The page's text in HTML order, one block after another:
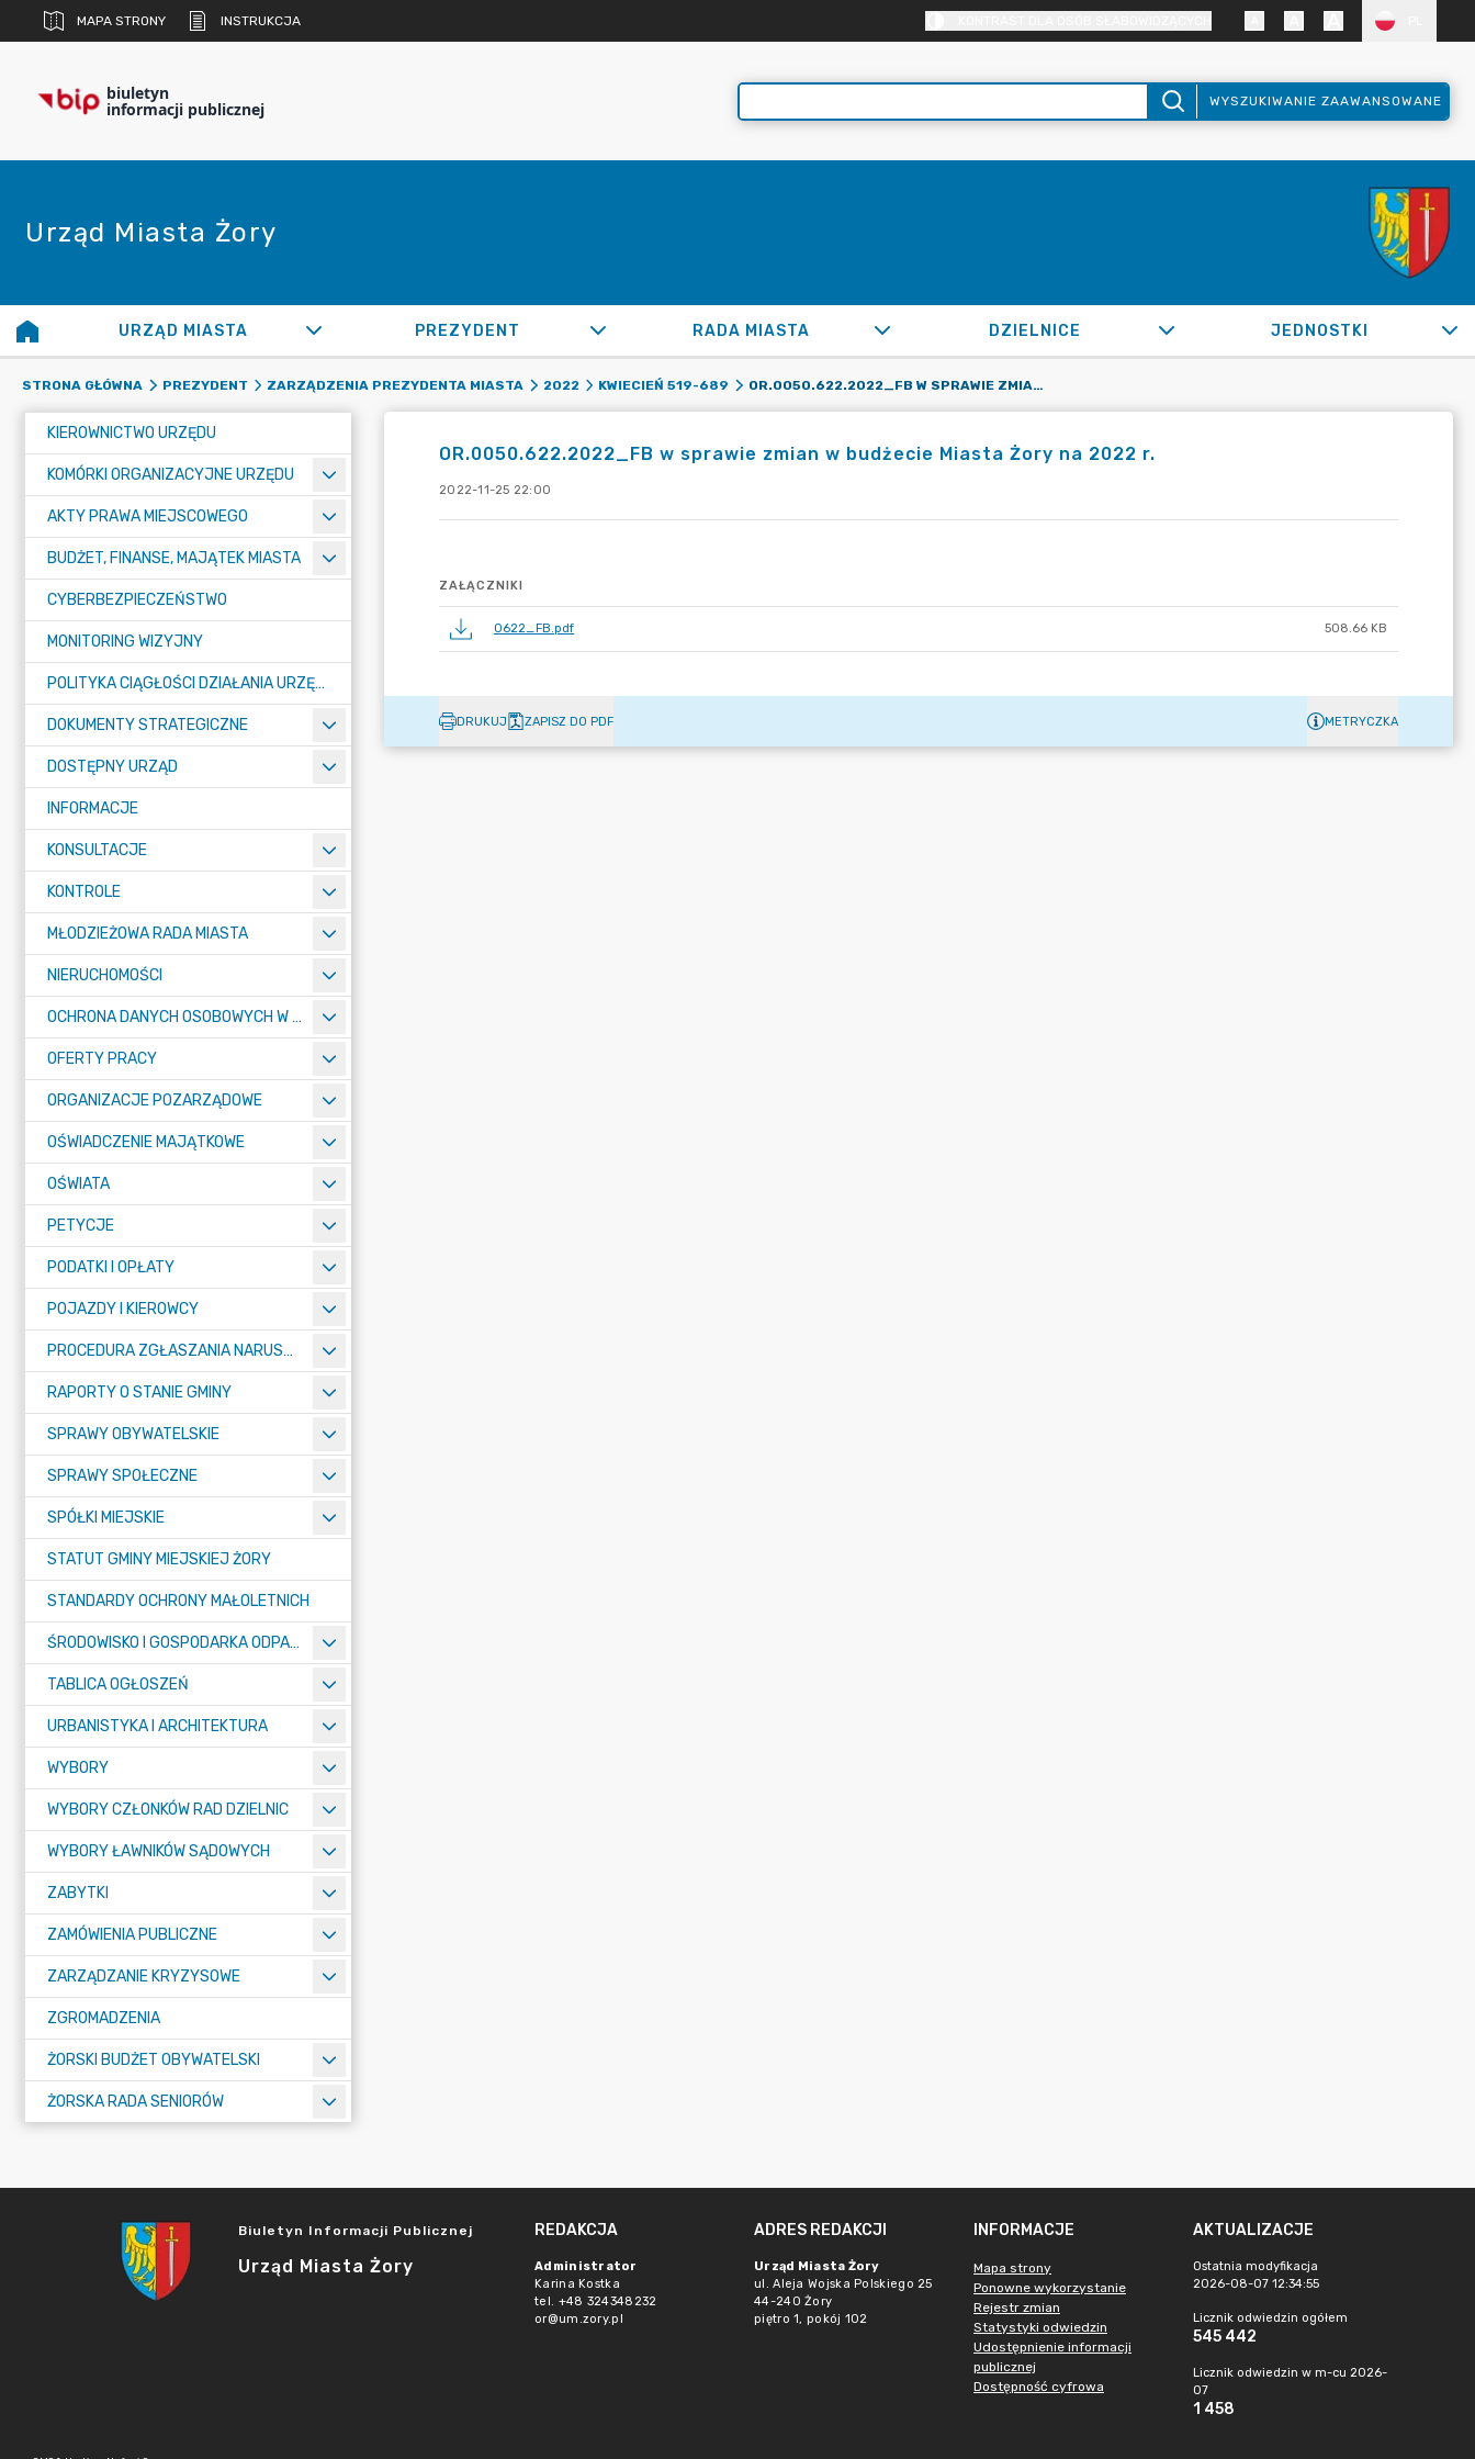
MAPA STRONY INSTRUKCJA
biuletyn
informacji publicznej WYSZUKIWANIE ZAAWANSOWANE
Urząd Miasta Żory
URZĄD MIASTA PREZYDENT RADA MIASTA DZIELNICE JEDNOSTKI
STRONA GŁÓWNA PREZYDENT ZARZĄDZENIA PREZYDENTA MIASTA 2022 KWIECIEŃ 519-689 OR.0050.622.2022_FB W SPRAWIE ZMIAN W BUDŻECIE MIASTA ŻORY NA 2022 R.
KIEROWNICTWO URZĘDU
KOMÓRKI ORGANIZACYJNE URZĘDU
AKTY PRAWA MIEJSCOWEGO
BUDŻET, FINANSE, MAJĄTEK MIASTA
CYBERBEZPIECZEŃSTWO
MONITORING WIZYJNY
POLITYKA CIĄGŁOŚCI DZIAŁANIA URZĘDU MIASTA ŻORY
DOKUMENTY STRATEGICZNE
DOSTĘPNY URZĄD
INFORMACJE
KONSULTACJE
KONTROLE
MŁODZIEŻOWA RADA MIASTA
NIERUCHOMOŚCI
OCHRONA DANYCH OSOBOWYCH W URZĘDZIE MIASTA ŻORY - RODO
OFERTY PRACY
ORGANIZACJE POZARZĄDOWE
OŚWIADCZENIE MAJĄTKOWE
OŚWIATA
PETYCJE
PODATKI I OPŁATY
POJAZDY I KIEROWCY
PROCEDURA ZGŁASZANIA NARUSZEŃ PRAWA
RAPORTY O STANIE GMINY
SPRAWY OBYWATELSKIE
SPRAWY SPOŁECZNE
SPÓŁKI MIEJSKIE
STATUT GMINY MIEJSKIEJ ŻORY
STANDARDY OCHRONY MAŁOLETNICH
ŚRODOWISKO I GOSPODARKA ODPADAMI
TABLICA OGŁOSZEŃ
URBANISTYKA I ARCHITEKTURA
WYBORY
WYBORY CZŁONKÓW RAD DZIELNIC
WYBORY ŁAWNIKÓW SĄDOWYCH
ZABYTKI
ZAMÓWIENIA PUBLICZNE
ZARZĄDZANIE KRYZYSOWE
ZGROMADZENIA
ŻORSKI BUDŻET OBYWATELSKI
ŻORSKA RADA SENIORÓW
OR.0050.622.2022_FB w sprawie zmian w budżecie Miasta Żory na 2022 r.
2022-11-25 22:00
ZAŁĄCZNIKI
0622_FB.pdf 508.66 KB
DRUKUJ ZAPISZ DO PDF METRYCZKA
Biuletyn Informacji Publicznej
Urząd Miasta Żory
REDAKCJA
Administrator
Karina Kostka
tel. +48 324348232
or@um.zory.pl
ADRES REDAKCJI
Urząd Miasta Żory
ul. Aleja Wojska Polskiego 25
44-240 Żory
piętro 1, pokój 102
INFORMACJE
Mapa strony
Ponowne wykorzystanie
Rejestr zmian
Statystyki odwiedzin
Udostępnienie informacji
publicznej
Dostępność cyfrowa
AKTUALIZACJE
Ostatnia modyfikacja
2026-08-07 12:34:55
Licznik odwiedzin ogółem
545 442
Licznik odwiedzin w m-cu 2026-
07
1 458